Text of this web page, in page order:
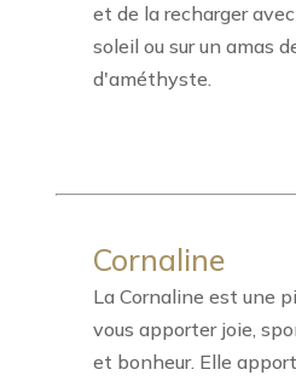
et de la recharger
soleil ou sur un amas
d'améthyste.
Cornaline
La Cornaline est une
vous apporter joie,
et bonheur. Elle